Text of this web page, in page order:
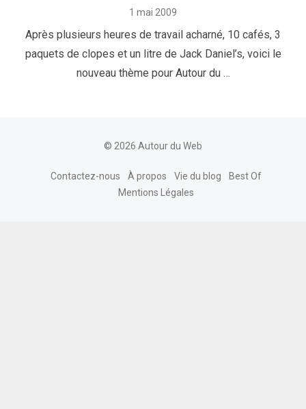
Posted
1 mai 2009
Après plusieurs heures de travail acharné, 10 cafés, 3
paquets de clopes et un litre de Jack Daniel’s, voici le
nouveau thème pour Autour du …
© 2026 Autour du Web
Contactez-nous À propos Vie du blog
Best Of
Mentions Légales